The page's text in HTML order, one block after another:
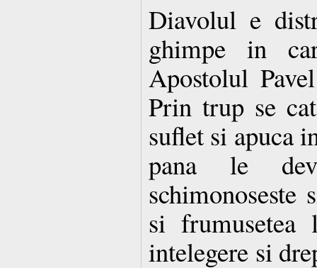
Diavolul e
ghimpe in
Apostolul
Prin trup se
suflet si apuca
pana le
schimonoseste
si frumusetea
intelegere si